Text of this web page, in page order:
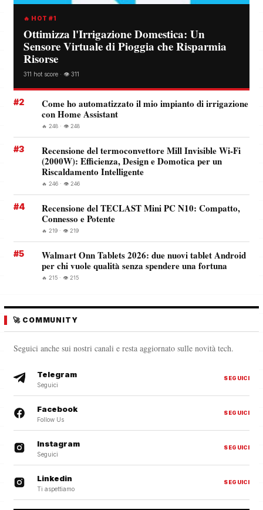
🔥 HOT #1
Ottimizza l'Irrigazione Domestica: Un
Sensore Virtuale di Pioggia che Risparmia
Risorse
311 hot score · 👁️ 311
#2
Come ho automatizzato il mio impianto di irrigazione
con Home Assistant
🔥 248 · 👁️ 248
#3
Recensione del termoconvettore Mill Invisible Wi-Fi
(2000W): Efficienza, Design e Domotica per un
Riscaldamento Intelligente
🔥 246 · 👁️ 246
#4
Recensione del TECLAST Mini PC N10: Compatto,
Connesso e Potente
🔥 219 · 👁️ 219
#5
Walmart Onn Tablets 2026: due nuovi tablet Android
per chi vuole qualità senza spendere una fortuna
🔥 215 · 👁️ 215
🚀 COMMUNITY
Seguici anche sui nostri canali e resta aggiornato sulle novità tech.
Telegram
Seguici
SEGUICI
Facebook
Follow Us
SEGUICI
Instagram
Seguici
SEGUICI
Linkedin
Ti aspettiamo
SEGUICI